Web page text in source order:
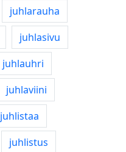
juhlarauha
juhlasivu
juhlauhri
juhlaviini
juhlistaa
juhlistus